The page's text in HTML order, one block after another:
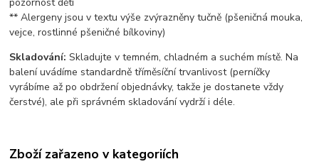
** Alergeny jsou v textu výše zvýrazněny tučně (pšeničná mouka,
vejce, rostlinné pšeničné bílkoviny)
Skladování: Skladujte v temném, chladném a suchém místě. Na
balení uvádíme standardně tříměsíční trvanlivost (perníčky
vyrábíme až po obdržení objednávky, takže je dostanete vždy
čerstvé), ale při správném skladování vydrží i déle.
Zboží zařazeno v kategoriích